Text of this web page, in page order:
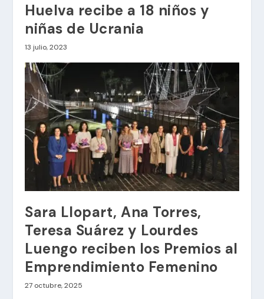
Huelva recibe a 18 niños y
niñas de Ucrania
13 julio, 2023
Sara Llopart, Ana Torres,
Teresa Suárez y Lourdes
Luengo reciben los Premios al
Emprendimiento Femenino
27 octubre, 2025